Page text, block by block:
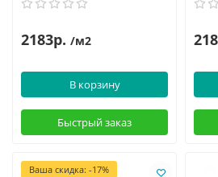
2183р. /м2
В корзину
Быстрый заказ
Ваша скидка: -17%